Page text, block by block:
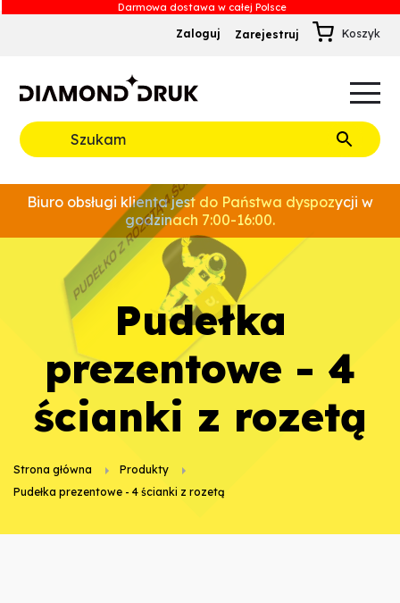
Zaloguj Zarejestruj
Rozwiń
Biuro obsługi klienta jest do Państwa dyspozycji w
godzinach 7:00-16:00.
Strona główna
Produkty
Pudełka prezentowe - 4 ścianki z rozetą
Pudełka
prezentowe - 4
ścianki z rozetą